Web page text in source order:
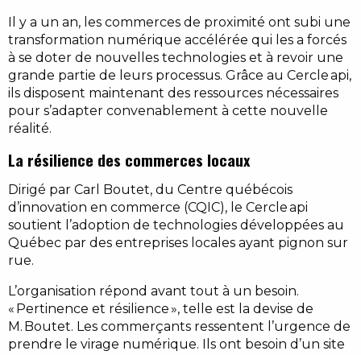
Il y a un an, les commerces de proximité ont subi une
transformation numérique accélérée qui les a forcés
à se doter de nouvelles technologies et à revoir une
grande partie de leurs processus. Grâce au Cercle api,
ils disposent maintenant des ressources nécessaires
pour s’adapter convenablement à cette nouvelle
réalité.
La résilience des commerces locaux
Dirigé par Carl Boutet, du Centre québécois
d’innovation en commerce (CQIC), le Cercle api
soutient l’adoption de technologies développées au
Québec par des entreprises locales ayant pignon sur
rue.
L’organisation répond avant tout à un besoin.
« Pertinence et résilience », telle est la devise de
M. Boutet. Les commerçants ressentent l’urgence de
prendre le virage numérique. Ils ont besoin d’un site